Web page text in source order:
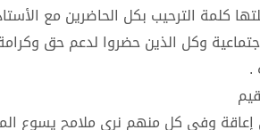
كلمة الترحيب بكل الحاضرين مع
وكل الذين حضروا لدعم حق
.
وفي كل منهم نرى ملامح يسوع